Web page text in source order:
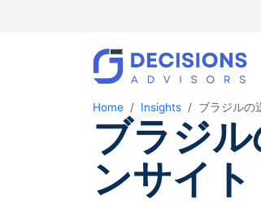
Home Insights ブラジルの
ブラジ
ンサイト